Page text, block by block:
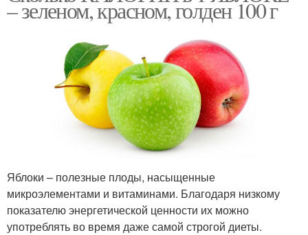
– зеленом, красном, голден 100 г
Яблоки – полезные плоды, насыщенные
микроэлементами и витаминами. Благодаря низкому
показателю энергетической ценности их можно
употреблять во время даже самой строгой диеты.